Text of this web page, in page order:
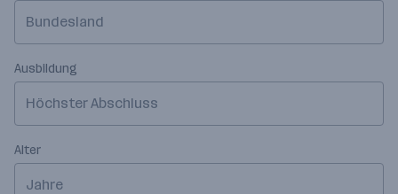
Bundesland
Ausbildung
Höchster Abschluss
Alter
Jahre